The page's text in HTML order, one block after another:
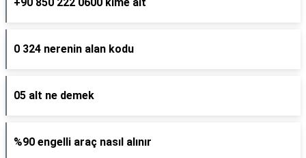
0 324 nerenin alan kodu
05 alt ne demek
%90 engelli araç nasıl alınır